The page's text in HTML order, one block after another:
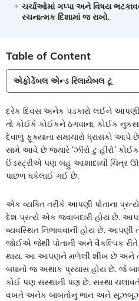
ચર્ચાઓમાં ગપ્પા અને વિષય
રચનાત્મક દિશામાં જ રાખો.
Table of Content
એફોર્ડેબલ એન્ડ રિલાયેબલ ટૂ
દરેક દિવસ અનેક પડકારો લઈને
તો કોઈકે કોઈકને ઠગવાના, કોઈક
દેવાળુ ફૂક્યાના સમાચારો ધ્રાસકો આપે
સામે આવે છે જ્યારે ‘ઝીરો ટુ હીરો’
ઈંડસ્ટ્રીએ પણ બહુ આશાદાયી ચિત્ર
પાછળ ધકેલાઈ ગઈ છે.
એક વ્યક્તિ તરીકે આપણી પોતાના
દેશ પ્રત્યે એક જવાબદારી હોય છે.
વ્યવસ્થિત નિભાવવાની હોય છે.
જોઈએ જેથી પોતાની અને વૈકલ્પિક
થાય. આ આપણને મળેલી શીખ છે અને
બધાનો જ અથાક પ્રયાસ હોય છે. જે
કોઈ પણ સસ્થાની પણ છે. સસ્થા
વખતે અનેક બાબતોનુ ભાન અને